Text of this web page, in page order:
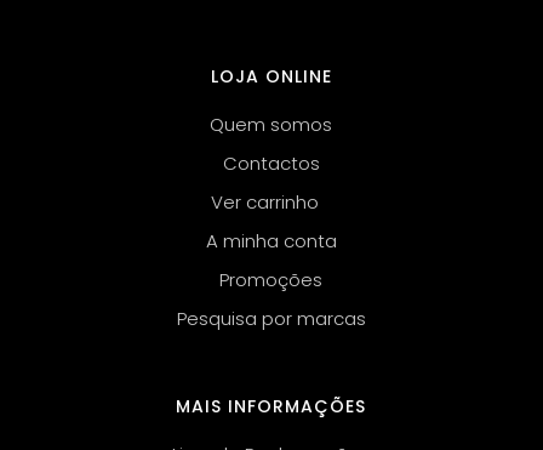
LOJA ONLINE
Quem somos
Contactos
Ver carrinho
A minha conta
Promoções
Pesquisa por marcas
MAIS INFORMAÇÕES